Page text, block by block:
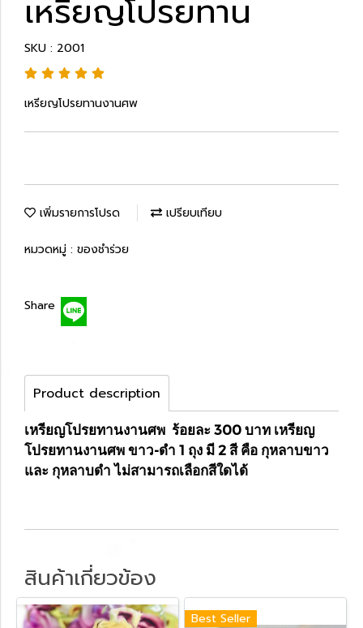
เหรียญโปรยทาน
SKU : 2001
เหรียญโปรยทานงานศพ
เพิ่มรายการโปรด เปรียบเทียบ
หมวดหมู่ : ของชำร่วย
Share
Product description
เหรียญโปรยทานงานศพ ร้อยละ 300 บาท เหรียญ
โปรยทานงานศพ ขาว-ดำ 1 ถุง มี 2 สี คือ กุหลาบขาว
และ กุหลาบดำ ไม่สามารถเลือกสีใดได้
สินค้าเกี่ยวข้อง
Best Seller